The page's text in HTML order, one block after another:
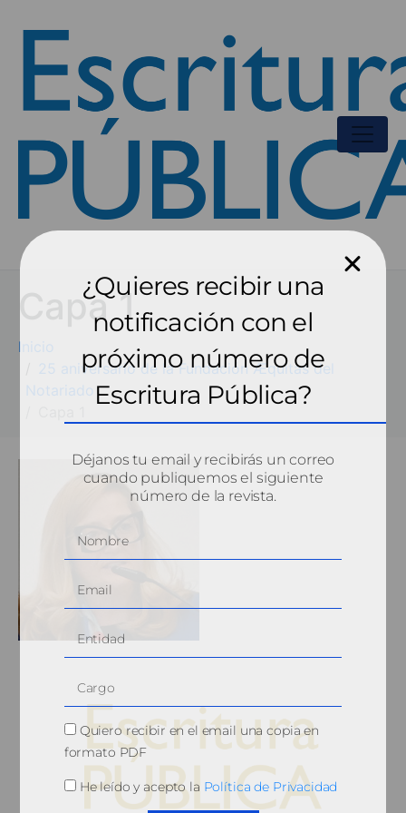
Capa 1
Inicio
25 aniversario de la Fundación Æquitas del
Notariado
¿Quieres recibir una
notificación con el
próximo número de
Escritura Pública?
Déjanos tu email y recibirás un correo
cuando publiquemos el siguiente
número de la revista.
Quiero recibir en el email una copia en
formato PDF
He leído y acepto la Política de Privacidad